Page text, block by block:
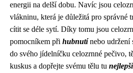
energii na delší dobu. Navíc jsou
vlákninu, která je důležitá pro správné
cítit se déle sytí. Díky tomu jsou
pomocníkem při hubnutínebo udržení
do svého jídelníčku celozrnné pečivo,
kuskus a dopřejte svému tělu tu nejlepší